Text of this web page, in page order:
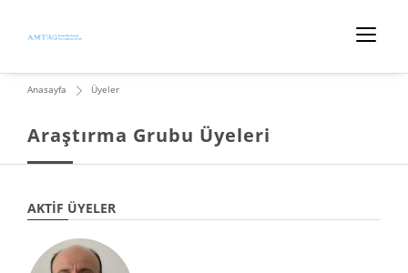
Araştırma Grubu Üyeleri
Anasayfa Üyeler
AKTIF ÜYELER